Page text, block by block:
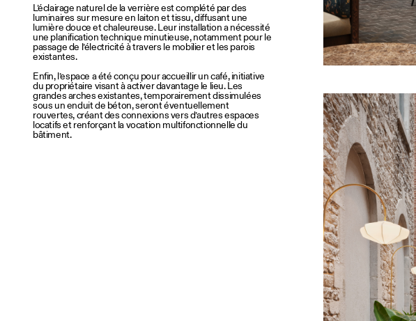
L’éclairage naturel de la verrière est complété par des
luminaires sur mesure en laiton et tissu, diffusant une
lumière douce et chaleureuse. Leur installation a nécessité
une planification technique minutieuse, notamment pour le
passage de l’électricité à travers le mobilier et les parois
existantes.
Enfin, l’espace a été conçu pour accueillir un café, initiative
du propriétaire visant à activer davantage le lieu. Les
grandes arches existantes, temporairement dissimulées
sous un enduit de béton, seront éventuellement
rouvertes, créant des connexions vers d’autres espaces
locatifs et renforçant la vocation multifonctionnelle du
bâtiment.